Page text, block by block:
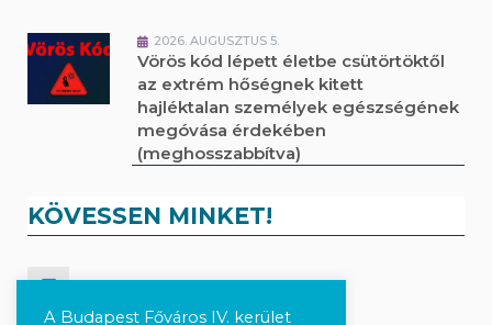
2026. AUGUSZTUS 5.
Vörös kód lépett életbe csütörtöktől
az extrém hőségnek kitett
hajléktalan személyek egészségének
megóvása érdekében
(meghosszabbítva)
KÖVESSEN MINKET!
Kövesse a híreket Facebook-on
A Budapest Főváros IV. kerület